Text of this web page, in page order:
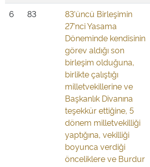
6 83
83'üncü Birleşimin
27'nci Yasama
Döneminde kendisinin
görev aldığı son
birleşim olduğuna,
birlikte çalıştığı
milletvekillerine ve
Başkanlık Divanına
teşekkür ettiğine, 5
dönem milletvekilliği
yaptığına, vekilliği
boyunca verdiği
önceliklere ve Burdur